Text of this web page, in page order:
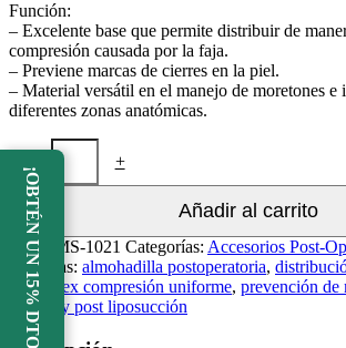
Función:
– Excelente base que permite distribuir de
compresión causada por la faja.
– Previene marcas de cierres en la piel.
– Material versátil en el manejo de moretones e
diferentes zonas anatómicas.
FOAMYTEX
COOL
cantidad
+
Añadir al carrito
SKU: MS-1021 Categorías: Accesorios Post-
Etiquetas: almohadilla postoperatoria,
Foamytex compresión uniforme, prevención de
recovery post liposucción
¡OBTÉN UN 15% DTO!